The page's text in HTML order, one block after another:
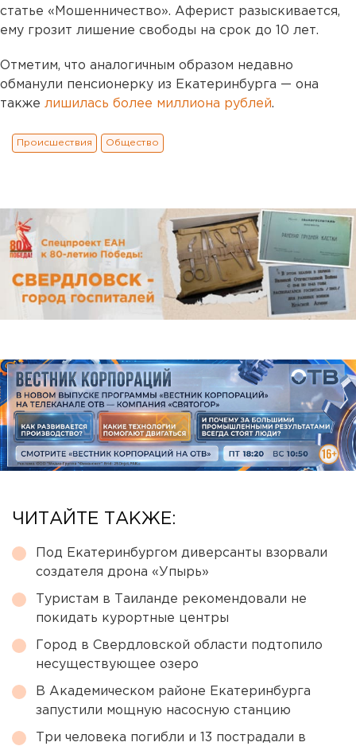
статье «Мошенничество». Аферист разыскивается,
ему грозит лишение свободы на срок до 10 лет.
Отметим, что аналогичным образом недавно
обманули пенсионерку из Екатеринбурга — она
также лишилась более миллиона рублей.
Происшествия Общество
ЧИТАЙТЕ ТАКЖЕ:
Под Екатеринбургом диверсанты взорвали
создателя дрона «Упырь»
Туристам в Таиланде рекомендовали не
покидать курортные центры
Город в Свердловской области подтопило
несуществующее озеро
В Академическом районе Екатеринбурга
запустили мощную насосную станцию
Три человека погибли и 13 пострадали в